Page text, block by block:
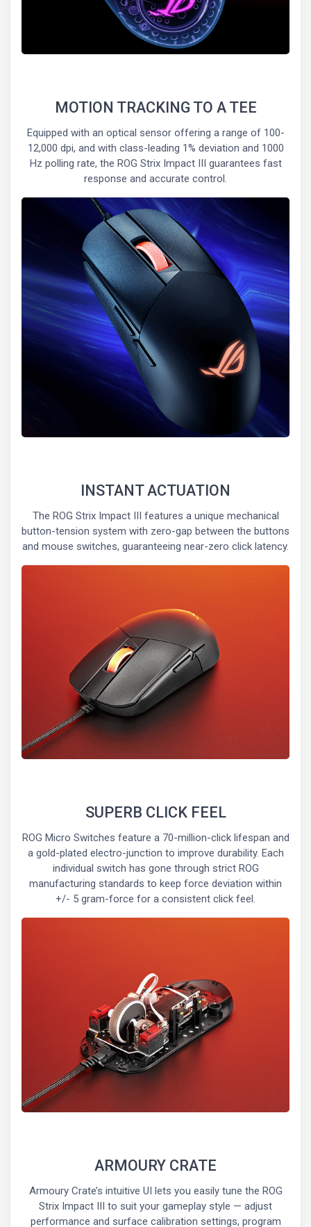
MOTION TRACKING TO A TEE
Equipped with an optical sensor offering a range of 100-
12,000 dpi, and with class-leading 1% deviation and 1000
Hz polling rate, the ROG Strix Impact III guarantees fast
response and accurate control.
INSTANT ACTUATION
The ROG Strix Impact III features a unique mechanical
button-tension system with zero-gap between the buttons
and mouse switches, guaranteeing near-zero click latency.
SUPERB CLICK FEEL
ROG Micro Switches feature a 70-million-click lifespan and
a gold-plated electro-junction to improve durability. Each
individual switch has gone through strict ROG
manufacturing standards to keep force deviation within
+/- 5 gram-force for a consistent click feel.
ARMOURY CRATE
Armoury Crate’s intuitive UI lets you easily tune the ROG
Strix Impact III to suit your gameplay style — adjust
performance and surface calibration settings, program